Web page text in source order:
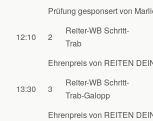
Prüfung gesponsert von
12:10 2
Reiter-WB Schritt-
Trab
Ehrenpreis von REITEN
13:30 3
Reiter-WB Schritt-
Trab-Galopp
Ehrenpreis von REITEN